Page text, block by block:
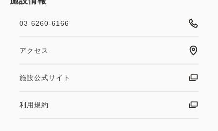
03-6260-6166
アクセス
施設公式サイト
利用規約